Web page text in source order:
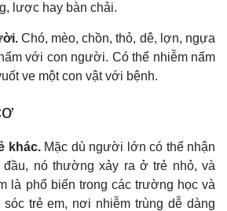
lược hay bàn chải.
Chó, mèo, chồn, thỏ, dê, lợn, ngựa
với con người. Có thể nhiễm nấm
ve một con vật với bệnh.
khác.Mặc dù người lớn có thể nhận
nó thường xảy ra ở trẻ nhỏ, và
là phổ biến trong các trường học và
sóc trẻ em, nơi nhiễm trùng dễ dàng